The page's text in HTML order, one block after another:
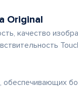
Original
качество
обеспечивающих